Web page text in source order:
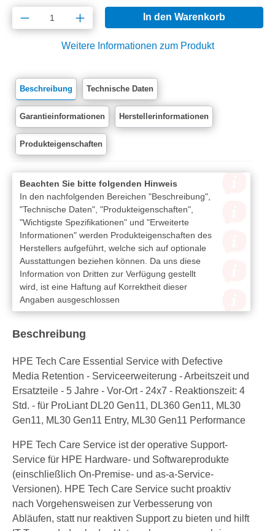
Produkt Anzahl: Gib den gewünschten
In den Warenkorb
Weitere Informationen zum Produkt
Beschreibung Technische Daten
Garantieinformationen Herstellerinformationen
Produkteigenschaften
Beachten Sie bitte folgenden Hinweis
In den nachfolgenden Bereichen "Beschreibung",
"Technische Daten", "Produkteigenschaften",
"Wichtigste Spezifikationen" und "Erweiterte
Informationen" werden Produkteigenschaften des
Herstellers aufgeführt, welche sich auf optionale
Ausstattungen beziehen können. Da uns diese
Information von Dritten zur Verfügung gestellt
wird, ist eine Haftung auf Korrektheit dieser
Angaben ausgeschlossen
Beschreibung
HPE Tech Care Essential Service with Defective
Media Retention - Serviceerweiterung - Arbeitszeit und
Ersatzteile - 5 Jahre - Vor-Ort - 24x7 - Reaktionszeit: 4
Std. - für ProLiant DL20 Gen11, DL360 Gen11, ML30
Gen11, ML30 Gen11 Entry, ML30 Gen11 Performance
HPE Tech Care Service ist der operative Support-
Service für HPE Hardware- und Softwareprodukte
(einschließlich On-Premise- und as-a-Service-
Versionen). HPE Tech Care Service sucht proaktiv
nach Vorgehensweisen zur Verbesserung von
Abläufen, statt nur reaktiven Support zu bieten und hilft